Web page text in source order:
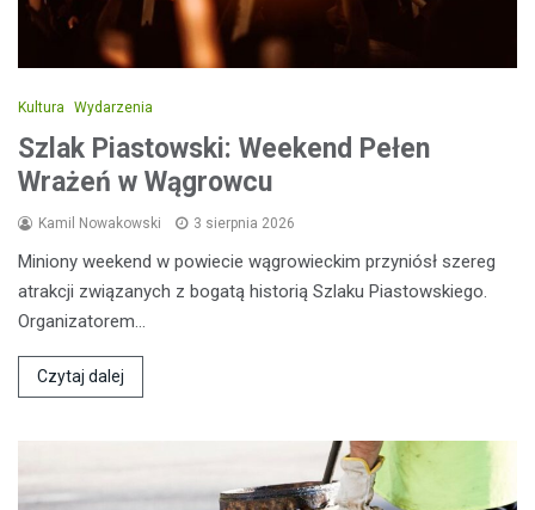
Kultura Wydarzenia
Szlak Piastowski: Weekend Pełen
Wrażeń w Wągrowcu
Kamil Nowakowski 3 sierpnia 2026
Miniony weekend w powiecie wągrowieckim przyniósł szereg
atrakcji związanych z bogatą historią Szlaku Piastowskiego.
Organizatorem…
Czytaj dalej